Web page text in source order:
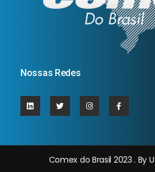
Nossas Redes
Comex do Brasil 2023 . By